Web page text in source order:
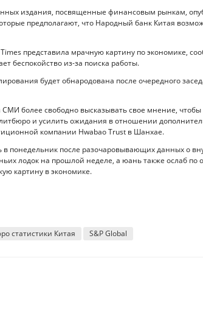
издания, посвященные финансовым рынкам,
предполагают, что Народный банк Китая
Times представила мрачную картину по экономике,
беспокойство из-за поиска работы.
будет обнародована после очередного
более свободно высказывать свое мнение, чтобы
и усилить ожидания в отношении
компании Hwabao Trust в Шанхае.
понедельник после разочаровывающих данных о
лодок на прошлой неделе, а юань также ослаб по
картину в экономике.
статистики Китая S&P Global
финансовый кран
потеряла 2 триллиона тенге